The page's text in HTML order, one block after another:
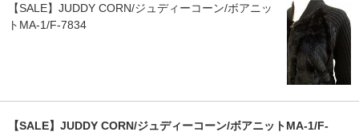
【SALE】JUDDY CORN/ジュディーコーン/ボアニッ
トMA-1/F-7834
【SALE】JUDDY CORN/ジュディーコーン/ボアニットMA-1/F-